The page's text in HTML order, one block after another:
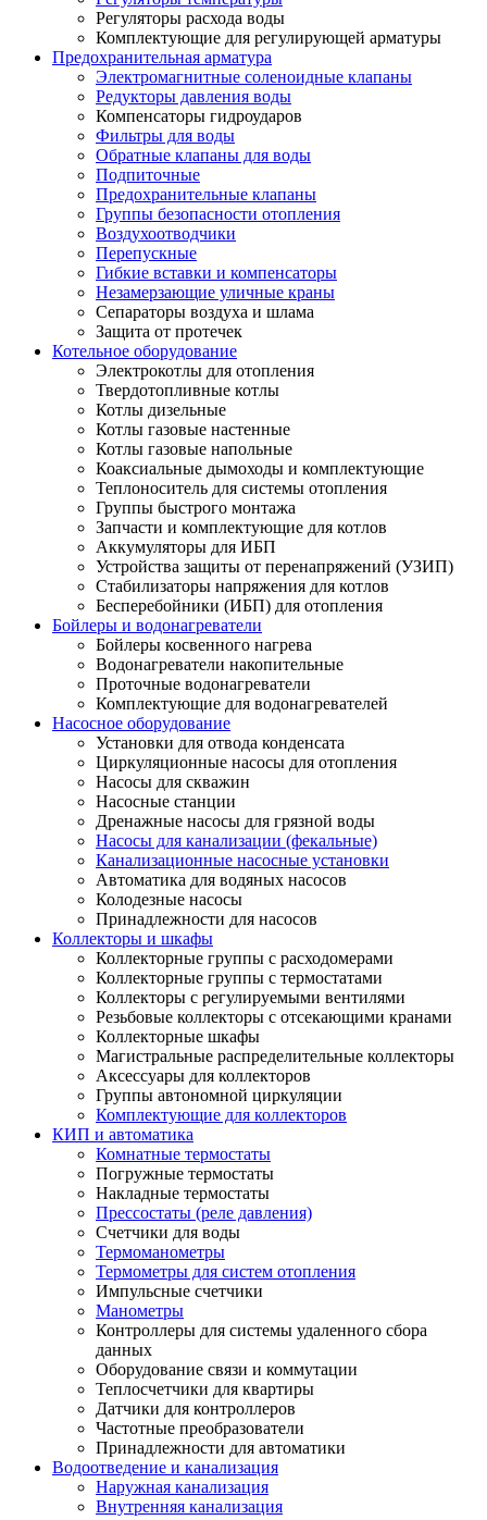
Регуляторы расхода воды
Комплектующие для регулирующей арматуры
Предохранительная арматура
Электромагнитные соленоидные клапаны
Редукторы давления воды
Компенсаторы гидроударов
Фильтры для воды
Обратные клапаны для воды
Подпиточные
Предохранительные клапаны
Группы безопасности отопления
Воздухоотводчики
Перепускные
Гибкие вставки и компенсаторы
Незамерзающие уличные краны
Сепараторы воздуха и шлама
Защита от протечек
Котельное оборудование
Электрокотлы для отопления
Твердотопливные котлы
Котлы дизельные
Котлы газовые настенные
Котлы газовые напольные
Коаксиальные дымоходы и комплектующие
Теплоноситель для системы отопления
Группы быстрого монтажа
Запчасти и комплектующие для котлов
Аккумуляторы для ИБП
Устройства защиты от перенапряжений (УЗИП)
Стабилизаторы напряжения для котлов
Бесперебойники (ИБП) для отопления
Бойлеры и водонагреватели
Бойлеры косвенного нагрева
Водонагреватели накопительные
Проточные водонагреватели
Комплектующие для водонагревателей
Насосное оборудование
Установки для отвода конденсата
Циркуляционные насосы для отопления
Насосы для скважин
Насосные станции
Дренажные насосы для грязной воды
Насосы для канализации (фекальные)
Канализационные насосные установки
Автоматика для водяных насосов
Колодезные насосы
Принадлежности для насосов
Коллекторы и шкафы
Коллекторные группы с расходомерами
Коллекторные группы с термостатами
Коллекторы с регулируемыми вентилями
Резьбовые коллекторы с отсекающими кранами
Коллекторные шкафы
Магистральные распределительные коллекторы
Аксессуары для коллекторов
Группы автономной циркуляции
Комплектующие для коллекторов
КИП и автоматика
Комнатные термостаты
Погружные термостаты
Накладные термостаты
Прессостаты (реле давления)
Счетчики для воды
Термоманометры
Термометры для систем отопления
Импульсные счетчики
Манометры
Контроллеры для системы удаленного сбора
данных
Оборудование связи и коммутации
Теплосчетчики для квартиры
Датчики для контроллеров
Частотные преобразователи
Принадлежности для автоматики
Водоотведение и канализация
Наружная канализация
Внутренняя канализация